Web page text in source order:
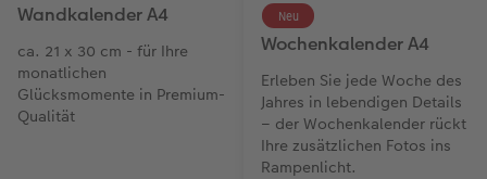
Wandkalender A4
ca. 21 x 30 cm - für Ihre
monatlichen
Glücksmomente in Premium-
Qualität
Wochenkalender A4
Erleben Sie jede Woche des
Jahres in lebendigen Details
– der Wochenkalender rückt
Ihre zusätzlichen Fotos ins
Rampenlicht.
Neu